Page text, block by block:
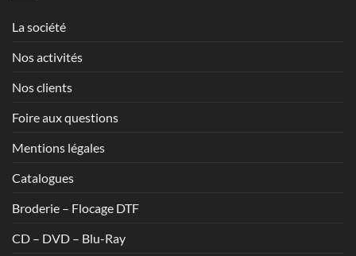
La société
Nos activités
Nos clients
Foire aux questions
Mentions légales
Catalogues
Broderie – Flocage DTF
CD – DVD – Blu-Ray